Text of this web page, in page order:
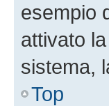
esempio
attivato
sistema,
Top